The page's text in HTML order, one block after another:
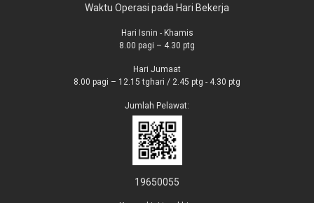
Waktu Operasi pada Hari Bekerja
Hari Isnin - Khamis
8.00 pagi – 4.30 ptg
Hari Jumaat
8.00 pagi – 12.15 tghari / 2.45 ptg - 4.30 ptg
Jumlah Pelawat:
19650055